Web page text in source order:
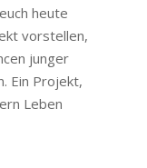
heute
vorstellen,
junger
Ein Projekt,
Leben